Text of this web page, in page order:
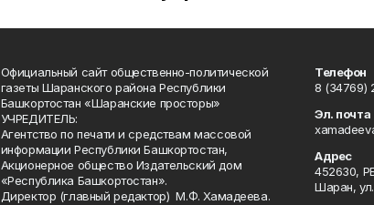
Официальный сайт общественно-политической
газеты Шаранского района Республики
Башкортостан «Шаранские просторы»
УЧРЕДИТЕЛЬ:
Агентство по печати и средствам массовой
информации Республики Башкортостан,
Акционерное общество Издательский дом
«Республика Башкортостан».
Директор (главный редактор) М.Ф. Хамадеева.
Телефон
8 (34769)
Эл. почта
Адрес
452630,
Шаран,